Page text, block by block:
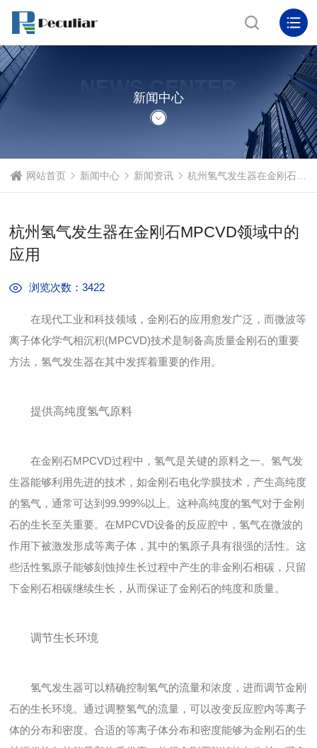
NEWS CENTER
新闻中心
网站首页 新闻中心 新闻资讯 杭州氢气发生器在金刚石MPCVD领域中的应用
杭州氢气发生器在金刚石MPCVD领域中的
应用
浏览次数：3422
在现代工业和科技领域，金刚石的应用愈发广泛，而微波等
离子体化学气相沉积(MPCVD)技术是制备高质量金刚石的重要
方法，氢气发生器在其中发挥着重要的作用。
提供高纯度氢气原料
在金刚石MPCVD过程中，氢气是关键的原料之一。氢气发
生器能够利用先进的技术，如金刚石电化学膜技术，产生高纯度
的氢气，通常可达到99.999%以上。这种高纯度的氢气对于金刚
石的生长至关重要。在MPCVD设备的反应腔中，氢气在微波的
作用下被激发形成等离子体，其中的氢原子具有很强的活性。这
些活性氢原子能够刻蚀掉生长过程中产生的非金刚石相碳，只留
下金刚石相碳继续生长，从而保证了金刚石的纯度和质量。
调节生长环境
氢气发生器可以精确控制氢气的流量和浓度，进而调节金刚
石的生长环境。通过调整氢气的流量，可以改变反应腔内等离子
体的分布和密度。合适的等离子体分布和密度能够为金刚石的生